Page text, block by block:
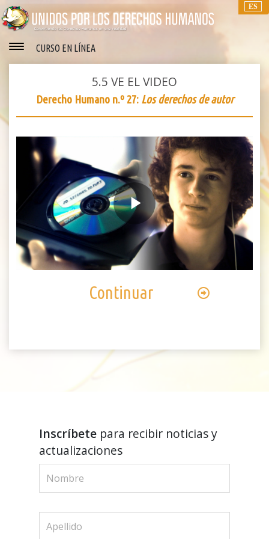
ES
CURSO EN LÍNEA
5.5 VE EL VIDEO
Derecho Humano n.º 27: Los derechos de autor
Play
Video
Continuar
Inscríbetepara recibir noticias y
actualizaciones